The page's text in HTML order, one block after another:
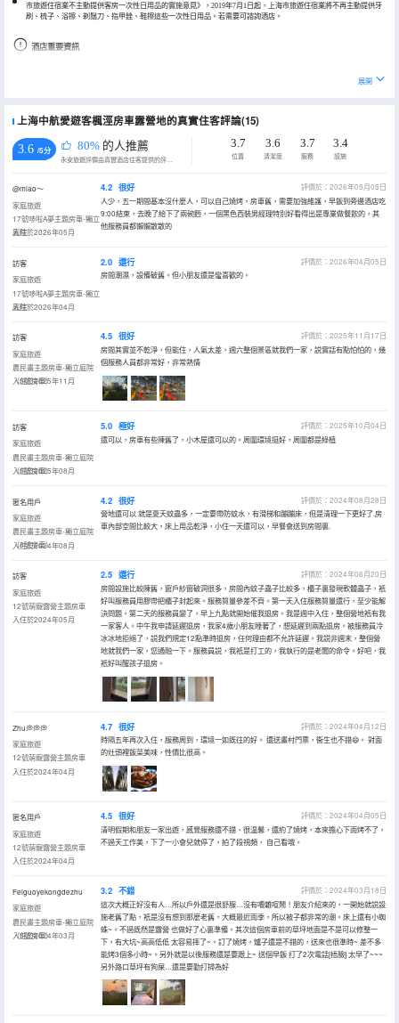
市旅遊住宿業不主動提供客房一次性日用品的實施意見》，2019年7月1日起，上海市旅遊住宿業將不再主動提供牙
刷、梳子、浴擦、剃鬚刀、指甲銼、鞋擦這些一次性日用品。若需要可諮詢酒店。
酒店重要資訊
展開
上海中航愛遊客楓涇房車露營地的真實住客評論(15)
3.6 /5分 80% 的人推薦
永安旅遊評價由真實酒店住客提供的評價。
3.7
位置
3.6
清潔度
3.7
服務
3.4
設施
@miao～
家庭旅遊
17號哆啦A夢主題房車-獨立
庭院
入住於2026年05月
4.2 很好
評價於：2026年05月05日
人少，五一期間基本沒什麼人，可以自己燒烤，房車舊，需要加強維護，早飯到旁邊酒店吃
9:00結束，去晚了給下了兩碗麪，一個黑色西裝男經理特別好看得出是專業做餐飲的，其
他服務員都懶懶散散的
訪客
家庭旅遊
17號哆啦A夢主題房車-獨立
庭院
入住於2026年04月
2.0 還行
評價於：2026年04月05日
房間潮濕，設備破舊。但小朋友還是蠻喜歡的。
訪客
家庭旅遊
農民畫主題房車-獨立庭院
（3號房車）
入住於2025年11月
4.5 很好
評價於：2025年11月17日
房間其實並不乾淨，但能住，人氣太差，週六整個景區就我們一家，説實話有點怕怕的，幾
個服務人員都非常好，非常熱情
訪客
家庭旅遊
農民畫主題房車-獨立庭院
（3號房車）
入住於2025年08月
5.0 極好
評價於：2025年10月04日
還可以，房車有些陳舊了，小木屋還可以的。周圍環境挺好，周圍都是綠植
匿名用戶
家庭旅遊
農民畫主題房車-獨立庭院
（3號房車）
入住於2024年08月
4.2 很好
評價於：2024年08月28日
營地還可以 就是夏天蚊蟲多，一定要帶防蚊水，有滑梯和蹦蹦床，但是清理一下更好了.房
車內部空間比較大，床上用品乾淨，小住一天還可以，早餐會送到房間裏.
訪客
家庭旅遊
12號萌寵露營主題房車
入住於2024年05月
2.5 還行
評價於：2024年06月20日
房間設施比較陳舊，窗戶紗窗破洞很多，房間內蚊子蟲子比較多，櫃子裏發現軟體蟲子，衹
好叫服務員用膠帶把櫃子封起來。服務質量參差不齊。第一天入住服務質量還行，至少能解
決問題。第二天的服務員變了，早上九點就開始催我退房。我是週中入住，整個營地衹有我
一家客人。中午我申請延遲退房，我家4歲小朋友睡著了，想延遲到兩點退房。被服務員冷
冰冰地拒絕了，説我們規定12點準時退房，任何理由都不允許延遲。我説非週末，整個營
地就我們一家，您通融一下。服務員説，我衹是打工的，我執行的是老闆的命令。好吧，我
衹好叫醒孩子退房。
Zhu💭💭💭
家庭旅遊
12號萌寵露營主題房車
入住於2024年04月
4.7 很好
評價於：2024年04月12日
時隔五年再次入住，服務周到，環境一如既往的好。 還送畫村門票，衞生也不錯😄。 對面
的灶頭裡飯菜美味，性價比很高。
匿名用戶
家庭旅遊
12號萌寵露營主題房車
入住於2024年04月
4.5 很好
評價於：2024年04月05日
清明假期和朋友一家出遊，感覺服務還不錯、很温馨，還約了燒烤，本來擔心下雨烤不了，
不過天工作美，下了一小會兒就停了，拍了段視頻， 自己看哦。
Feiguoyekongdezhu
家庭旅遊
農民畫主題房車-獨立庭院
（3號房車）
入住於2024年03月
3.2 不錯
評價於：2024年03月18日
這次大概正好沒有人…所以戶外還是很舒服…沒有嘈雜喧鬧！朋友介紹來的，一開始就説設
施老舊了點，衹是沒有想到那麼老舊，大概最近雨季，所以被子都非常的潮。床上還有小蜘
蛛~。不過既然是露營 也做好了心裏準備。其次這個房車前的草坪地面是不是可以修整一
下，有大坑~高高低低 太容易摔了~。訂了燒烤，爐子還是不錯的，送來也很準時~ 差不多
能烤3個多小時~。另外就是以後服務還是要跟上~ 送個早飯 打了2次電話[捂臉] 太早了~~~
另外路口草坪有狗屎…還是要勤打掃為好